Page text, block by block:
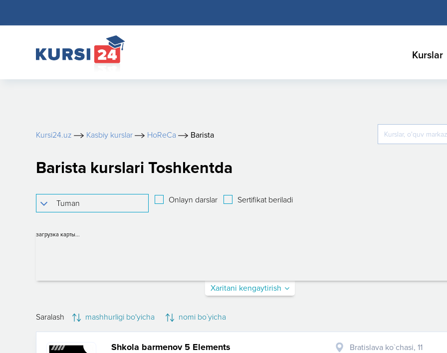
Kurslar
Kursi24.uz Kasbiy kurslar HoReCa Barista
Barista kurslari Toshkentda
Onlayn darslar Sertifikat beriladi
загрузка карты...
Xaritani kengaytirish
Saralash mashhurligi bo'yicha nomi bo`yicha
Shkola barmenov 5 Elements Bratislava ko`chasi, 11